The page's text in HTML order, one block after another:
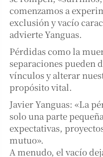
comenzamos a
exclusión y vacío
advierte Yanguas.
Pérdidas como la
separaciones pueden
vínculos y alterar
propósito vital.
Javier Yanguas: «La
solo una parte
expectativas,
mutuo».
A menudo, el vacío